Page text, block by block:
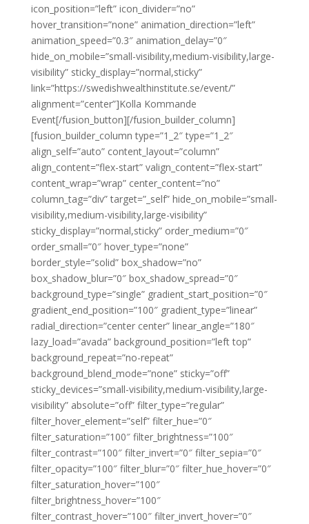
icon_position=”left” icon_divider=”no”
hover_transition=”none” animation_direction=”left”
animation_speed=”0.3″ animation_delay=”0″
hide_on_mobile=”small-visibility,medium-visibility,large-
visibility” sticky_display=”normal,sticky”
link=”https://swedishwealthinstitute.se/event/”
alignment=”center”]Kolla Kommande
Event[/fusion_button][/fusion_builder_column]
[fusion_builder_column type=”1_2″ type=”1_2″
align_self=”auto” content_layout=”column”
align_content=”flex-start” valign_content=”flex-start”
content_wrap=”wrap” center_content=”no”
column_tag=”div” target=”_self” hide_on_mobile=”small-
visibility,medium-visibility,large-visibility”
sticky_display=”normal,sticky” order_medium=”0″
order_small=”0″ hover_type=”none”
border_style=”solid” box_shadow=”no”
box_shadow_blur=”0″ box_shadow_spread=”0″
background_type=”single” gradient_start_position=”0″
gradient_end_position=”100″ gradient_type=”linear”
radial_direction=”center center” linear_angle=”180″
lazy_load=”avada” background_position=”left top”
background_repeat=”no-repeat”
background_blend_mode=”none” sticky=”off”
sticky_devices=”small-visibility,medium-visibility,large-
visibility” absolute=”off” filter_type=”regular”
filter_hover_element=”self” filter_hue=”0″
filter_saturation=”100″ filter_brightness=”100″
filter_contrast=”100″ filter_invert=”0″ filter_sepia=”0″
filter_opacity=”100″ filter_blur=”0″ filter_hue_hover=”0″
filter_saturation_hover=”100″
filter_brightness_hover=”100″
filter_contrast_hover=”100″ filter_invert_hover=”0″